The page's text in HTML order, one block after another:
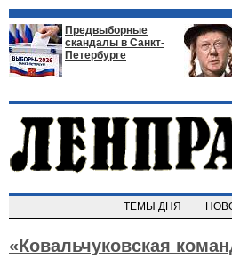
Предвыборные
скандалы в Санкт-
Петербурге
ТЕМЫ ДНЯ
«Ковальчуковская